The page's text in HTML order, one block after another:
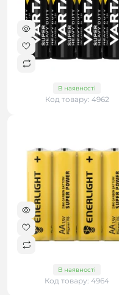
В наявності
Код товару: 4962
В наявності
Код товару: 4964